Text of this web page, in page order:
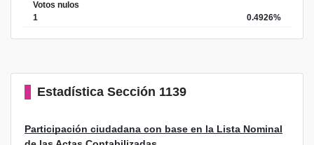
Votos nulos
1
0.4926%
Estadística Sección 1139
Participación ciudadana con base en la Lista Nominal